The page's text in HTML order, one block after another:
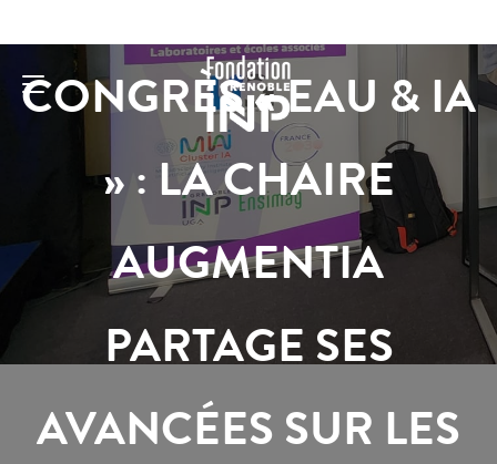
CONGRÈS « EAU & IA
» : LA CHAIRE
AUGMENTIA
PARTAGE SES
AVANCÉES SUR LES